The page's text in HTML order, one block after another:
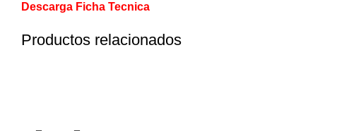
Descarga Ficha Tecnica
Productos relacionados